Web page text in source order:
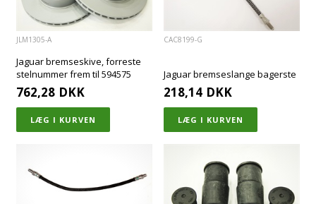
JLM1305-A
Jaguar bremseskive, forreste
stelnummer frem til 594575
762,28 DKK
CAC8199-G
Jaguar bremseslange bagerste
218,14 DKK